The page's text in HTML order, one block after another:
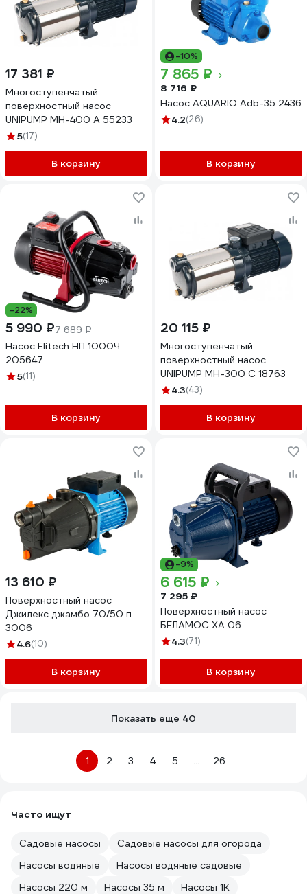
17 381 ₽
Многоступенчатый
поверхностный насос
UNIPUMP МН-400 А 55233
5(17)
В корзину
-10%
7 865 ₽
8 716 ₽
Насос AQUARIO Adb-35 2436
4.2(26)
В корзину
-22%
5 990 ₽7 689 ₽
Насос Elitech НП 1000Ч
205647
5(11)
В корзину
20 115 ₽
Многоступенчатый
поверхностный насос
UNIPUMP МН-300 С 18763
4.3(43)
В корзину
13 610 ₽
Поверхностный насос
Джилекс джамбо 70/50 п
3006
4.6(10)
В корзину
-9%
6 615 ₽
7 295 ₽
Поверхностный насос
БЕЛАМОС XA 06
4.3(71)
В корзину
Показать еще 40
1 2 3 4 5 ... 26
Часто ищут
Садовые насосы
Садовые насосы для огорода
Насосы водяные
Насосы водяные садовые
Насосы 220 м
Насосы 35 м
Насосы 1К